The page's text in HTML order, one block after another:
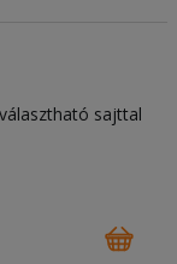
sajttal